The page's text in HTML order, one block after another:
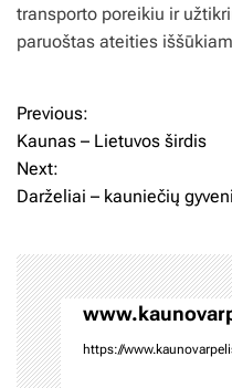
transporto poreikiu ir
paruoštas ateities
N
a
v
g
a
c
Previous:
Kaunas – Lietuvos širdis
Next:
Darželiai – kauniečių
https://